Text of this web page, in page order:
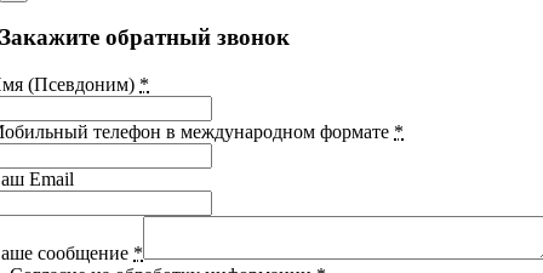
Закажите обратный звонок
(Псевдоним) *
телефон в международном формате *
Email
сообщение *